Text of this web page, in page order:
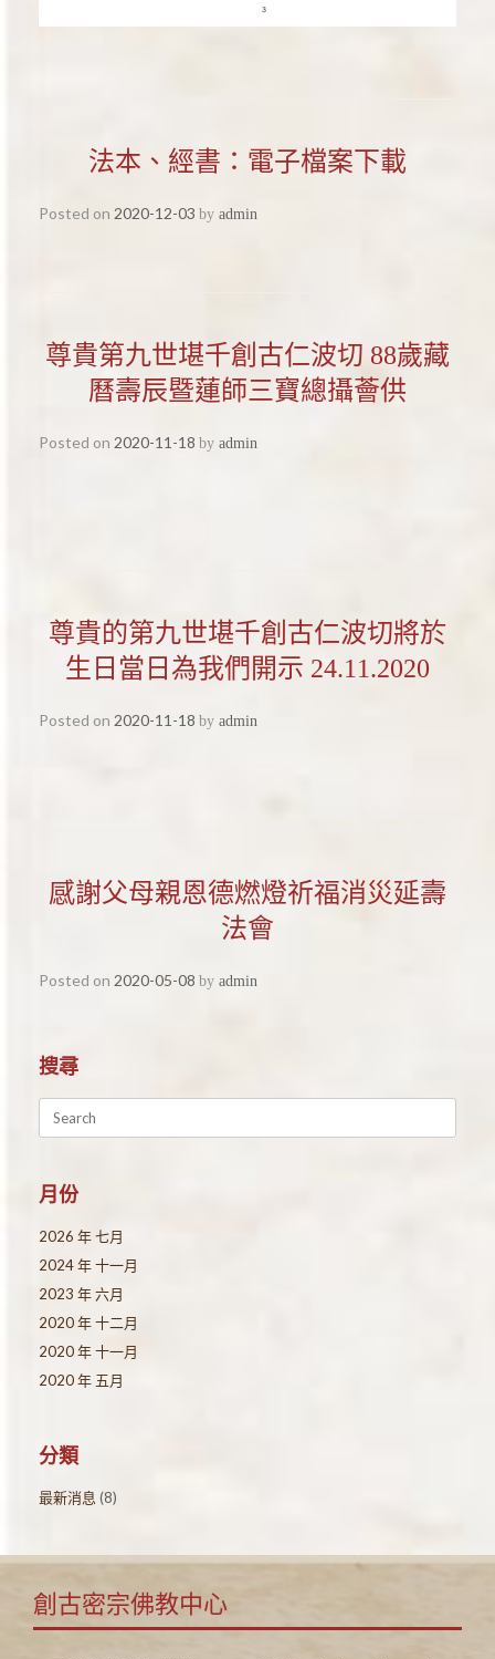
法本、經書：電子檔案下載
Posted on 2020-12-03 by admin
尊貴第九世堪千創古仁波切 88歲藏
曆壽辰暨蓮師三寶總攝薈供
Posted on 2020-11-18 by admin
尊貴的第九世堪千創古仁波切將於
生日當日為我們開示 24.11.2020
Posted on 2020-11-18 by admin
感謝父母親恩德燃燈祈福消災延壽
法會
Posted on 2020-05-08 by admin
搜尋
for:
月份
2026 年 七月
2024 年 十一月
2023 年 六月
2020 年 十二月
2020 年 十一月
2020 年 五月
分類
最新消息 (8)
創古密宗佛教中心